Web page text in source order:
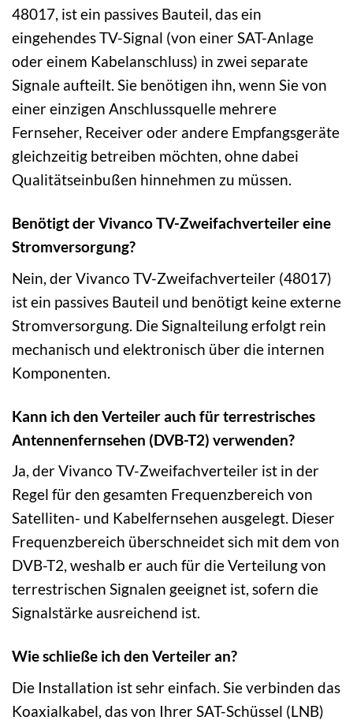
48017, ist ein passives Bauteil, das ein
eingehendes TV-Signal (von einer SAT-Anlage
oder einem Kabelanschluss) in zwei separate
Signale aufteilt. Sie benötigen ihn, wenn Sie von
einer einzigen Anschlussquelle mehrere
Fernseher, Receiver oder andere Empfangsgeräte
gleichzeitig betreiben möchten, ohne dabei
Qualitätseinbußen hinnehmen zu müssen.
Benötigt der Vivanco TV-Zweifachverteiler eine
Stromversorgung?
Nein, der Vivanco TV-Zweifachverteiler (48017)
ist ein passives Bauteil und benötigt keine externe
Stromversorgung. Die Signalteilung erfolgt rein
mechanisch und elektronisch über die internen
Komponenten.
Kann ich den Verteiler auch für terrestrisches
Antennenfernsehen (DVB-T2) verwenden?
Ja, der Vivanco TV-Zweifachverteiler ist in der
Regel für den gesamten Frequenzbereich von
Satelliten- und Kabelfernsehen ausgelegt. Dieser
Frequenzbereich überschneidet sich mit dem von
DVB-T2, weshalb er auch für die Verteilung von
terrestrischen Signalen geeignet ist, sofern die
Signalstärke ausreichend ist.
Wie schließe ich den Verteiler an?
Die Installation ist sehr einfach. Sie verbinden das
Koaxialkabel, das von Ihrer SAT-Schüssel (LNB)